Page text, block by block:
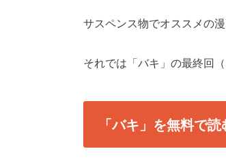
サスペンス物でオススメ
それでは「バキ」の最終回
「バキ」を無料で